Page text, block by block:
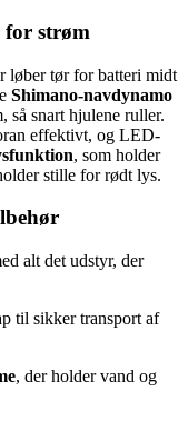
strøm
løber tør for batteri midt
Shimano-navdynamo
så snart hjulene ruller.
effektivt, og LED-
, som holder
stille for rødt lys.
alt det udstyr, der
til sikker transport af
, der holder vand og